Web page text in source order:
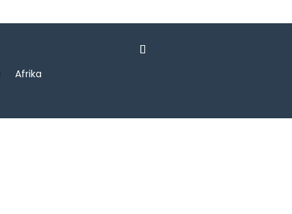
Afrika